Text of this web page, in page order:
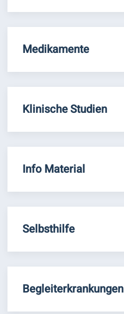
Medikamente
Klinische Studien
Info Material
Selbsthilfe
Begleiterkrankungen